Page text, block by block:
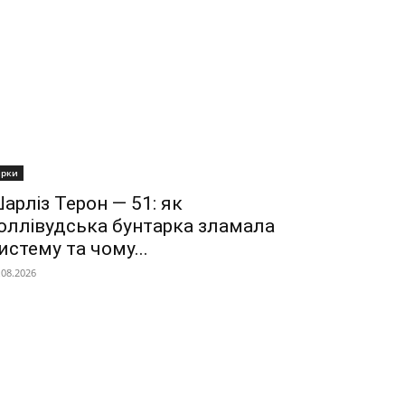
Терон — 51: як
бунтарка зламала
та чому...